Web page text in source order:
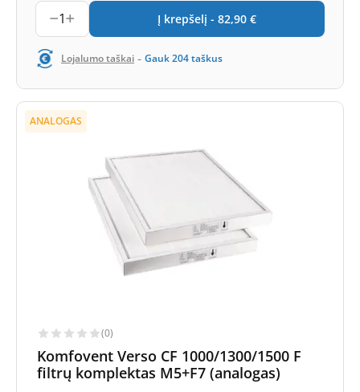
1 Į krepšelį - 82,90 €
Lojalumo taškai - Gauk204taškus
ANALOGAS
(0)
Komfovent Verso CF 1000/1300/1500 F
filtrų komplektas M5+F7 (analogas)